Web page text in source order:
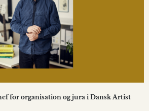
for organisation og jura i Dansk Artist